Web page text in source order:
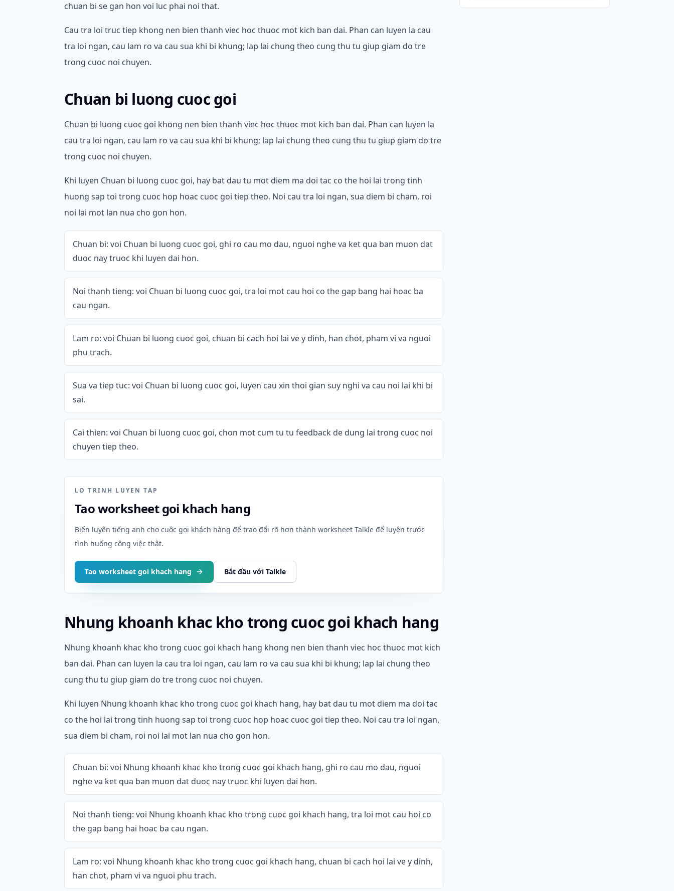
chuan bi se gan hon voi luc phai noi that.
Cau tra loi truc tiep khong nen bien thanh viec hoc thuoc mot kich ban dai. Phan can luyen la cau
tra loi ngan, cau lam ro va cau sua khi bi khung; lap lai chung theo cung thu tu giup giam do tre
trong cuoc noi chuyen.
Chuan bi luong cuoc goi
Chuan bi luong cuoc goi khong nen bien thanh viec hoc thuoc mot kich ban dai. Phan can luyen la
cau tra loi ngan, cau lam ro va cau sua khi bi khung; lap lai chung theo cung thu tu giup giam do tre
trong cuoc noi chuyen.
Khi luyen Chuan bi luong cuoc goi, hay bat dau tu mot diem ma doi tac co the hoi lai trong tinh
huong sap toi trong cuoc hop hoac cuoc goi tiep theo. Noi cau tra loi ngan, sua diem bi cham, roi
noi lai mot lan nua cho gon hon.
Chuan bi: voi Chuan bi luong cuoc goi, ghi ro cau mo dau, nguoi nghe va ket qua ban muon dat
duoc nay truoc khi luyen dai hon.
Noi thanh tieng: voi Chuan bi luong cuoc goi, tra loi mot cau hoi co the gap bang hai hoac ba
cau ngan.
Lam ro: voi Chuan bi luong cuoc goi, chuan bi cach hoi lai ve y dinh, han chot, pham vi va nguoi
phu trach.
Sua va tiep tuc: voi Chuan bi luong cuoc goi, luyen cau xin thoi gian suy nghi va cau noi lai khi bi
sai.
Cai thien: voi Chuan bi luong cuoc goi, chon mot cum tu tu feedback de dung lai trong cuoc noi
chuyen tiep theo.
LO TRINH LUYEN TAP
Tao worksheet goi khach hang
Biến luyện tiếng anh cho cuộc gọi khách hàng để trao đổi rõ hơn thành worksheet Talkle để luyện trước
tình huống công việc thật.
Tao worksheet goi khach hang Bắt đầu với Talkle
Nhung khoanh khac kho trong cuoc goi khach hang
Nhung khoanh khac kho trong cuoc goi khach hang khong nen bien thanh viec hoc thuoc mot kich
ban dai. Phan can luyen la cau tra loi ngan, cau lam ro va cau sua khi bi khung; lap lai chung theo
cung thu tu giup giam do tre trong cuoc noi chuyen.
Khi luyen Nhung khoanh khac kho trong cuoc goi khach hang, hay bat dau tu mot diem ma doi tac
co the hoi lai trong tinh huong sap toi trong cuoc hop hoac cuoc goi tiep theo. Noi cau tra loi ngan,
sua diem bi cham, roi noi lai mot lan nua cho gon hon.
Chuan bi: voi Nhung khoanh khac kho trong cuoc goi khach hang, ghi ro cau mo dau, nguoi
nghe va ket qua ban muon dat duoc nay truoc khi luyen dai hon.
Noi thanh tieng: voi Nhung khoanh khac kho trong cuoc goi khach hang, tra loi mot cau hoi co
the gap bang hai hoac ba cau ngan.
Lam ro: voi Nhung khoanh khac kho trong cuoc goi khach hang, chuan bi cach hoi lai ve y dinh,
han chot, pham vi va nguoi phu trach.